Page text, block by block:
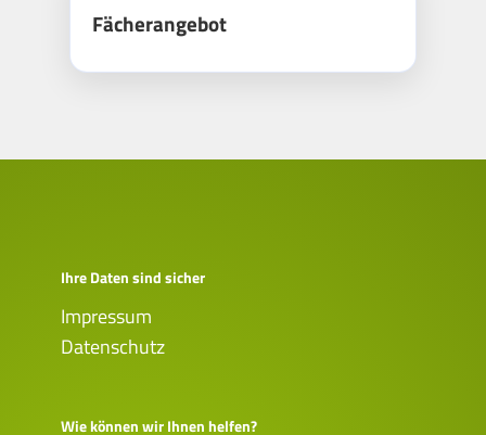
Fächerangebot
Ihre Daten sind sicher
Impressum
Datenschutz
Wie können wir Ihnen helfen?